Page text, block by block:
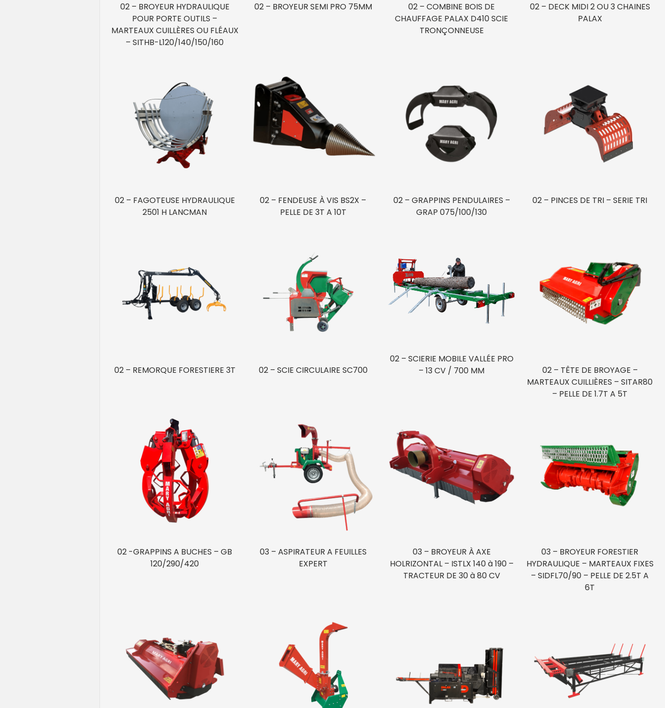
02 – BROYEUR HYDRAULIQUE
POUR PORTE OUTILS –
MARTEAUX CUILLÈRES OU FLÉAUX
– SITHB-L120/140/150/160
02 – BROYEUR SEMI PRO 75MM
02 – COMBINE BOIS DE
CHAUFFAGE PALAX D410 SCIE
TRONÇONNEUSE
02 – DECK MIDI 2 OU 3 CHAINES
PALAX
02 – FAGOTEUSE HYDRAULIQUE
2501 H LANCMAN
02 – FENDEUSE À VIS BS2X –
PELLE DE 3T A 10T
02 – GRAPPINS PENDULAIRES –
GRAP 075/100/130
02 – PINCES DE TRI – SERIE TRI
02 – REMORQUE FORESTIERE 3T 02 – SCIE CIRCULAIRE SC700
02 – SCIERIE MOBILE VALLÉE PRO
– 13 CV / 700 MM
02 – TÊTE DE BROYAGE –
MARTEAUX CUILLIÈRES – SITAR80
– PELLE DE 1.7T A 5T
02 -GRAPPINS A BUCHES – GB
120/290/420
03 – ASPIRATEUR A FEUILLES
EXPERT
03 – BROYEUR À AXE
HOLRIZONTAL – ISTLX 140 à 190 –
TRACTEUR DE 30 à 80 CV
03 – BROYEUR FORESTIER
HYDRAULIQUE – MARTEAUX FIXES
– SIDFL70/90 – PELLE DE 2.5T A
6T